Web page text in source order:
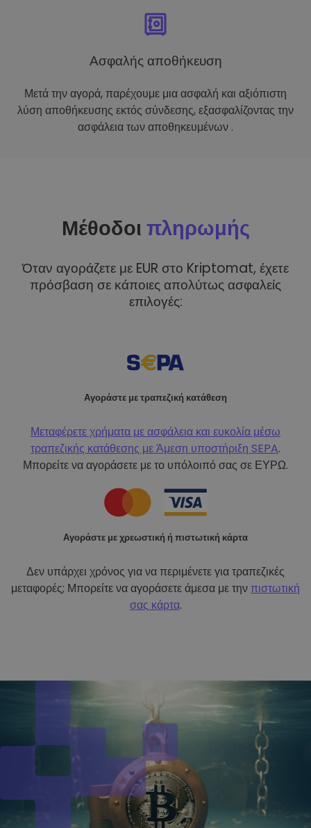
Ασφαλής αποθήκευση
Μετά την αγορά, παρέχουμε μια ασφαλή και αξιόπιστη
λύση αποθήκευσης εκτός σύνδεσης, εξασφαλίζοντας την
ασφάλεια των αποθηκευμένων .
Μέθοδοι πληρωμής
Όταν αγοράζετε με EUR στο Kriptomat, έχετε
πρόσβαση σε κάποιες απολύτως ασφαλείς
επιλογές:
Αγοράστε με τραπεζική κατάθεση
Μεταφέρετε χρήματα με ασφάλεια και ευκολία μέσω
τραπεζικής κατάθεσης μεΆμεση υποστήριξη SEPA.
Μπορείτε να αγοράσετε με το υπόλοιπό σας σε ΕΥΡΩ.
Αγοράστε με χρεωστική ή πιστωτική κάρτα
Δεν υπάρχει χρόνος για να περιμένετε για τραπεζικές
μεταφορές; Μπορείτε να αγοράσετε άμεσα με τηνπιστωτική
σας κάρτα.